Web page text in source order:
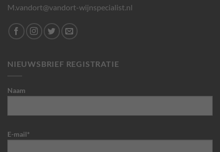
M.vandort@vandort-wijnspecialist.nl
NIEUWSBRIEF REGISTRATIE
Naam
E-mail*